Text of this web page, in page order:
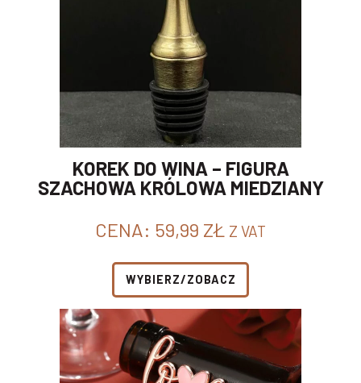
KOREK DO WINA – FIGURA
SZACHOWA KRÓLOWA MIEDZIANY
CENA: 59,99 ZŁ Z VAT
WYBIERZ/ZOBACZ